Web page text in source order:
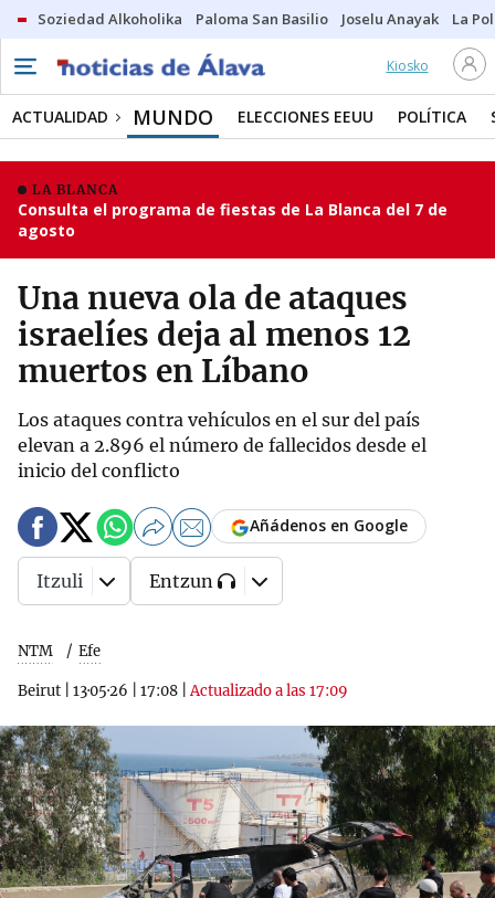
Soziedad Alkoholika Paloma San Basilio Joselu Anayak La
Kiosko
ACTUALIDAD MUNDO ELECCIONES EEUU POLÍTICA
LA BLANCA
Consulta el programa de fiestas de La Blanca del 7 de
agosto
Una nueva ola de ataques
israelíes deja al menos 12
muertos en Líbano
Los ataques contra vehículos en el sur del país
elevan a 2.896 el número de fallecidos desde el
inicio del conflicto
NTM Efe
Beirut 13·05·26 17:08 |Actualizado a las 17:09
Añádenos en Google
Itzuli Entzun